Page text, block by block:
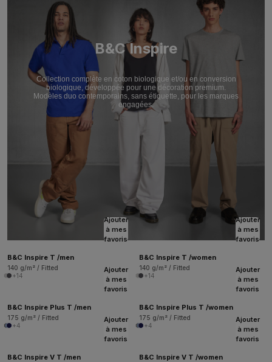
B&C Inspire
Collection complète en coton biologique et/ou en conversion
biologique, développée pour une décoration premium.
Modèles duo contemporains, sans étiquette, pour les marques
engagées.
Ajouter
à mes
favoris
B&C Inspire T /men
140 g/m² / Fitted
+14
Ajouter
à mes
favoris
B&C Inspire T /women
140 g/m² / Fitted
+14
Ajouter
à mes
favoris
B&C Inspire Plus T /men
175 g/m² / Fitted
+4
Ajouter
à mes
favoris
B&C Inspire Plus T /women
175 g/m² / Fitted
+4
Ajouter
à mes
favoris
B&C Inspire V T /men
Ajouter
à mes
favoris
B&C Inspire V T /women